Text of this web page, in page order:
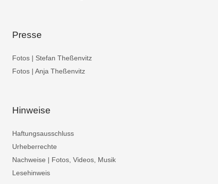
Presse
Fotos | Stefan Theßenvitz
Fotos | Anja Theßenvitz
Hinweise
Haftungsausschluss
Urheberrechte
Nachweise | Fotos, Videos, Musik
Lesehinweis